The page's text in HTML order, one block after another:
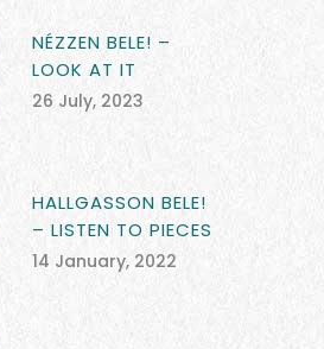
NÉZZEN BELE! –
LOOK AT IT
26 July, 2023
HALLGASSON BELE!
– LISTEN TO PIECES
14 January, 2022